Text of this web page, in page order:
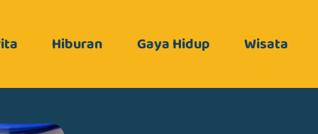
Hiburan Gaya Hidup Wisata